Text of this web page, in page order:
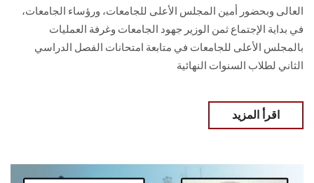
العالى وبحضور أمين المجلس الأعلى للجامعات، ورؤساء الجامعات،
في بداية الإجتماع ثمن الوزير جهود الجامعات وغرفة العمليات
بالمجلس الأعلى للجامعات في متابعة امتحانات الفصل الدراسي
الثاني لطلاب السنوات النهائية
اقرأ المزيد